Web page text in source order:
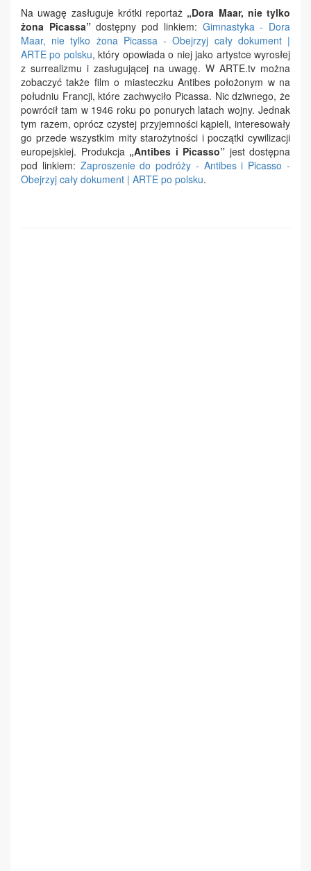
Na uwagę zasługuje krótki reportaż „Dora Maar, nie tylko
żona Picassa”dostępny pod linkiem: Gimnastyka - Dora
Maar, nie tylko żona Picassa - Obejrzyj cały dokument |
ARTE po polsku, który opowiada o niej jako artystce wyrosłej
z surrealizmu i zasługującej na uwagę. W ARTE.tv można
zobaczyć także film o miasteczku Antibes położonym w na
południu Francji, które zachwyciło Picassa. Nic dziwnego, że
powrócił tam w 1946 roku po ponurych latach wojny. Jednak
tym razem, oprócz czystej przyjemności kąpieli, interesowały
go przede wszystkim mity starożytności i początki cywilizacji
europejskiej. Produkcja „Antibes i Picasso” jest dostępna
pod linkiem: Zaproszenie do podróży - Antibes i Picasso -
Obejrzyj cały dokument | ARTE po polsku.